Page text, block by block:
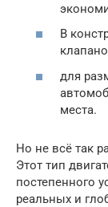
В
для
места.
Но не всё так
Этот тип
постепенного
реальных и